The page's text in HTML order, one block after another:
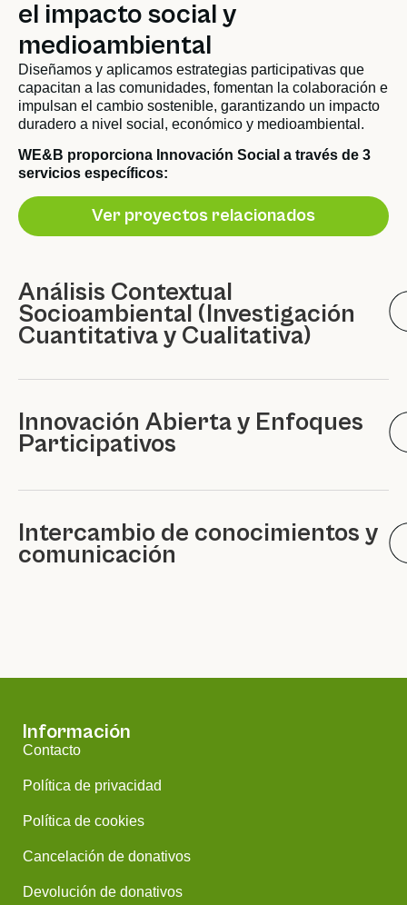
el impacto social y
medioambiental
Diseñamos y aplicamos estrategias participativas que
capacitan a las comunidades, fomentan la colaboración e
impulsan el cambio sostenible, garantizando un impacto
duradero a nivel social, económico y medioambiental.
WE&B proporciona Innovación Social a través de 3
servicios específicos:
Ver proyectos relacionados
Análisis Contextual
Socioambiental (Investigación
Cuantitativa y Cualitativa)
Innovación Abierta y Enfoques
Participativos
Intercambio de conocimientos y
comunicación
Información
Contacto
Política de privacidad
Política de cookies
Cancelación de donativos
Devolución de donativos